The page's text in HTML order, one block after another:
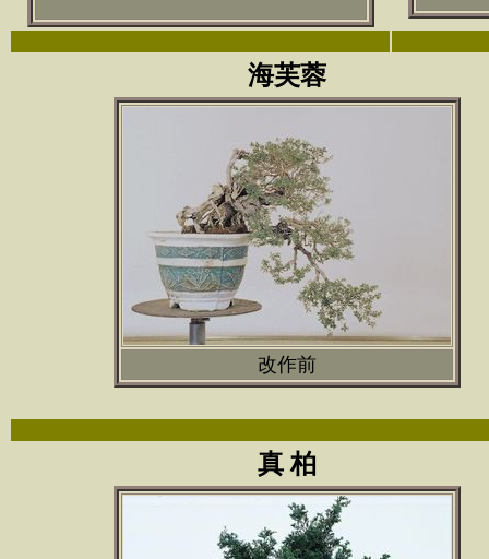
海芙蓉
改作前
真 柏